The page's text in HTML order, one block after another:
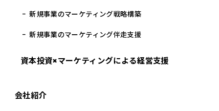
新規事業のマーケティング戦略構築
新規事業のマーケティング伴走支援
資本投資×マーケティングによる経営支援
会社紹介